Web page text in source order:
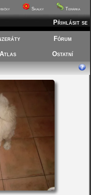
Skalky Terárka
Přihlásit se
Fórum
Atlas
Ostatní